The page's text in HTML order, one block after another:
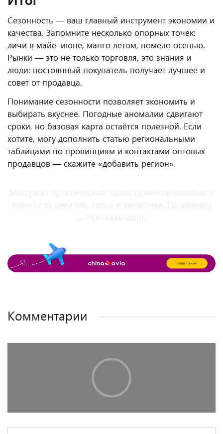
Сезонность — ваш главный инструмент экономии и
качества. Запомните несколько опорных точек:
личи в майе–июне, манго летом, помело осенью.
Рынки — это не только торговля, это знания и
люди: постоянный покупатель получает лучшее и
совет от продавца.
Понимание сезонности позволяет экономить и
выбирать вкуснее. Погодные аномалии сдвигают
сроки, но базовая карта остаётся полезной. Если
хотите, могу дополнить статью региональными
таблицами по провинциям и контактами оптовых
продавцов — скажите «добавить регион».
Комментарии